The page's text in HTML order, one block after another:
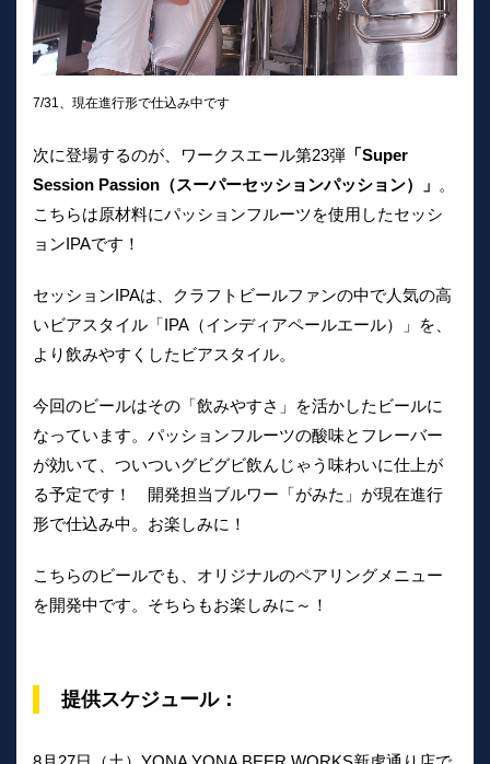
7/31、現在進行形で仕込み中です
次に登場するのが、ワークスエール第23弾 「Super
Session Passion（スーパーセッションパッション）」 。
こちらは原材料にパッションフルーツを使用したセッシ
ョンIPAです！
セッションIPAは、クラフトビールファンの中で人気の高
いビアスタイル「IPA（インディアペールエール）」を、
より飲みやすくしたビアスタイル。
今回のビールはその「飲みやすさ」を活かしたビールに
なっています。パッションフルーツの酸味とフレーバー
が効いて、ついついグビグビ飲んじゃう味わいに仕上が
る予定です！ 開発担当ブルワー「がみた」が現在進行
形で仕込み中。お楽しみに！
こちらのビールでも、オリジナルのペアリングメニュー
を開発中です。そちらもお楽しみに～！
提供スケジュール：